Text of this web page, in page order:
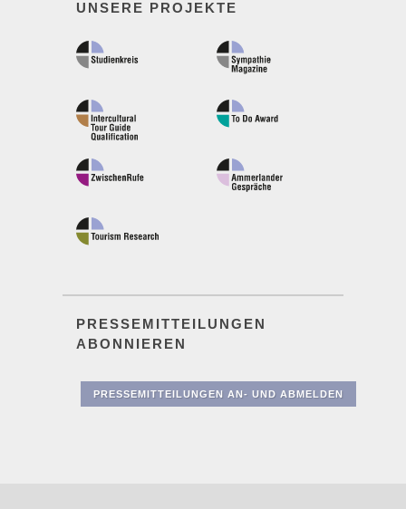
UNSERE PROJEKTE
PRESSEMITTEILUNGEN
ABONNIEREN
PRESSEMITTEILUNGEN AN- UND ABMELDEN